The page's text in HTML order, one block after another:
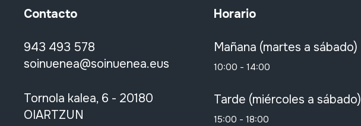
Contacto
943 493 578
soinuenea@soinuenea.eus
Tornola kalea, 6 - 20180
OIARTZUN
Horario
Mañana (martes a sábado)
10:00 - 14:00
Tarde (miércoles a sábado)
15:00 - 18:00